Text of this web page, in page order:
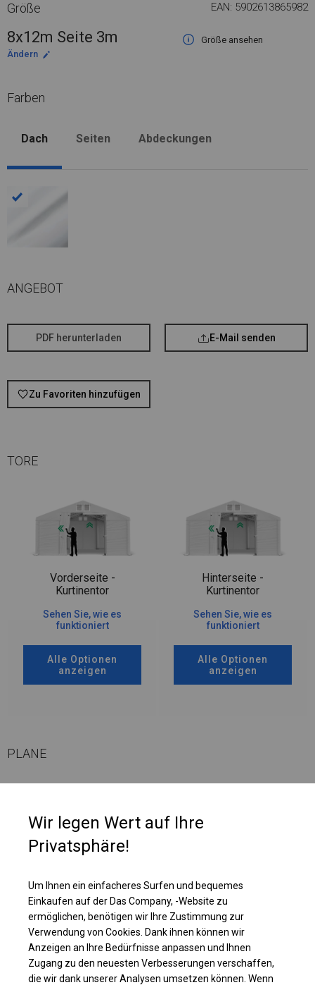
Größe EAN: 5902613865982
8x12m Seite 3m
Größe ansehen
Ändern
Farben
Dach Seiten Abdeckungen
ANGEBOT
PDF herunterladen E-Mail senden
Zu Favoriten hinzufügen
TORE
Vorderseite -
Kurtinentor
Sehen Sie, wie es
funktioniert
Alle Optionen
anzeigen
Hinterseite -
Kurtinentor
Sehen Sie, wie es
funktioniert
Alle Optionen
anzeigen
PLANE
die Sonnenlicht einfällt. Ein solches Zelt sieht originell aus und lockt Gäste
in Gärten, die bei Cafés und Restaurants angelegt wurden.
Einzelheiten ansehen
Plane ändern
Wir legen Wert auf Ihre
Privatsphäre!
Um Ihnen ein einfacheres Surfen und bequemes
Einkaufen auf der Das Company, -Website zu
ermöglichen, benötigen wir Ihre Zustimmung zur
Verwendung von Cookies. Dank ihnen können wir
Anzeigen an Ihre Bedürfnisse anpassen und Ihnen
Zugang zu den neuesten Verbesserungen verschaffen,
die wir dank unserer Analysen umsetzen können. Wenn